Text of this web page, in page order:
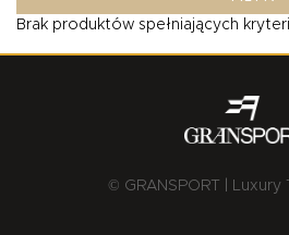
O NAS
KONTAKT
Brak produktów spełniających
© GRANSPORT | Luxury